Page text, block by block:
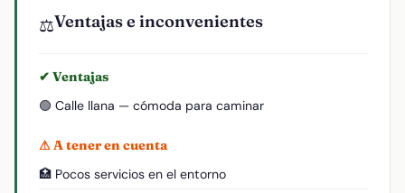
⚖️Ventajas e inconvenientes
✔ Ventajas
🟢 Calle llana — cómoda para caminar
⚠ A tener en cuenta
🏥 Pocos servicios en el entorno